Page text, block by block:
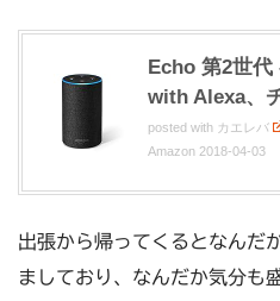
Echo 第2世代
with Alexa、
posted with カエレバ
Amazon 2018-04-03
出張から帰ってくるとなんだ
ましており、なんだか気分も